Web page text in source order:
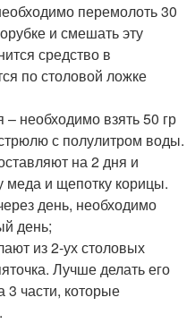
перемолоть 30
и смешать эту
средство в
по столовой ложке
необходимо взять 50 гр
с полулитром воды.
на 2 дня и
меда и щепотку корицы.
день, необходимо
день;
из 2-ух столовых
Лучше делать его
3 части, которые